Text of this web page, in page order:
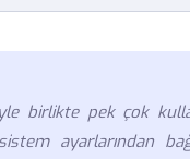
birlikte pek çok
ayarlarından